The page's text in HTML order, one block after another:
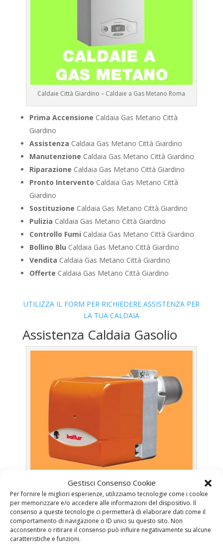
Gestisci Consenso Cookie
Per fornire le migliori esperienze, utilizziamo tecnologie come i cookie
per memorizzare e/o accedere alle informazioni del dispositivo. Il
consenso a queste tecnologie ci permetterà di elaborare dati come il
comportamento di navigazione o ID unici su questo sito. Non
acconsentire o ritirare il consenso può influire negativamente su alcune
caratteristiche e funzioni.
Caldaie Città Giardino – Caldaie a Gas Metano Roma
Prima Accensione Caldaia Gas Metano Città
Giardino
Assistenza Caldaia Gas Metano Città Giardino
Manutenzione Caldaia Gas Metano Città Giardino
Riparazione Caldaia Gas Metano Città Giardino
Pronto Intervento Caldaia Gas Metano Città
Giardino
Sostituzione Caldaia Gas Metano Città Giardino
Pulizia Caldaia Gas Metano Città Giardino
Controllo Fumi Caldaia Gas Metano Città Giardino
Bollino Blu Caldaia Gas Metano Città Giardino
Vendita Caldaia Gas Metano Città Giardino
Offerte Caldaia Gas Metano Città Giardino
UTILIZZA IL FORM PER RICHIEDERE ASSISTENZA PER
LA TUA CALDAIA
Assistenza Caldaia Gasolio
Caldaie Città Giardino – Caldaie a Gasolio a Roma